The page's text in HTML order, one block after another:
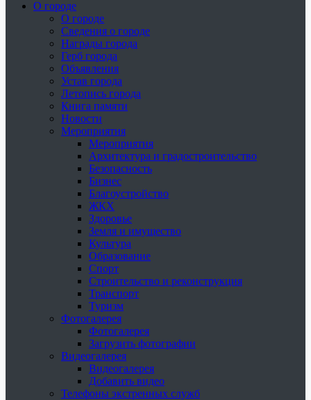
О городе
О городе
Сведения о городе
Награды города
Герб города
Объявления
Устав города
Летопись города
Книга памяти
Новости
Мероприятия
Мероприятия
Архитектура и градостроительство
Безопасность
Бизнес
Благоустройство
ЖКХ
Здоровье
Земля и имущество
Культура
Образование
Спорт
Строительство и реконструкция
Транспорт
Туризм
Фотогалерея
Фотогалерея
Загрузить фотографии
Видеогалерея
Видеогалерея
Добавить видео
Телефоны экстренных служб